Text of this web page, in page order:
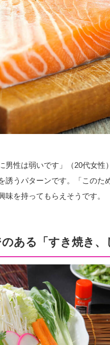
男性は弱いです」（20代女
うパターンです。「このた
を持ってもらえそうです。
ある「すき焼き、